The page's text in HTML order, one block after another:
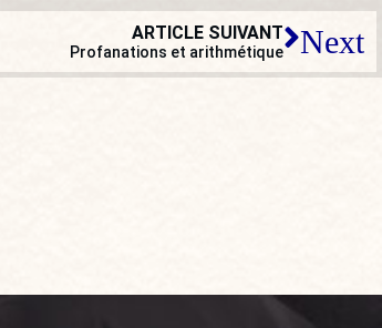
ARTICLE SUIVANT
Profanations et arithmétique Next